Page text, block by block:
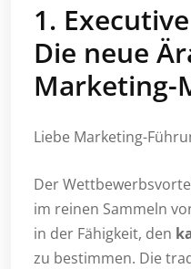
1.
Die neue
Marketing-
Liebe Marketing-
Der
im reinen Sammeln
in der Fähigkeit, den
zu bestimmen. Die